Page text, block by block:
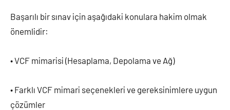
Başarılı bir sınav için aşağıdaki konulara hakim olmak
önemlidir:
• VCF mimarisi (Hesaplama, Depolama ve Ağ)
• Farklı VCF mimari seçenekleri ve gereksinimlere uygun
çözümler